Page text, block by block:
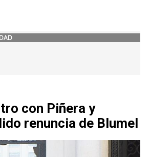
con Piñera y
renuncia de Blumel